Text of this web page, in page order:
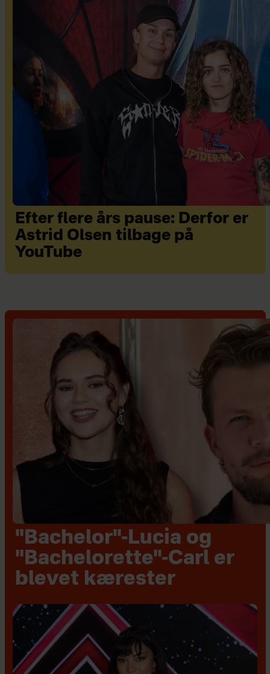
Efter flere års pause: Derfor er
Astrid Olsen tilbage på
YouTube
"Bachelor"-Lucia og
"Bachelorette"-Carl er
blevet kærester